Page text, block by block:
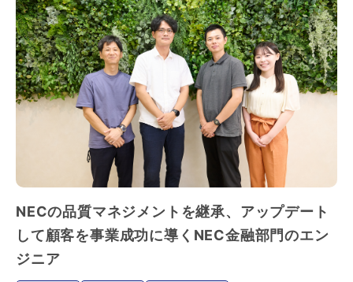
NECの品質マネジメントを継承、アップデート
して顧客を事業成功に導くNEC金融部門のエン
ジニア